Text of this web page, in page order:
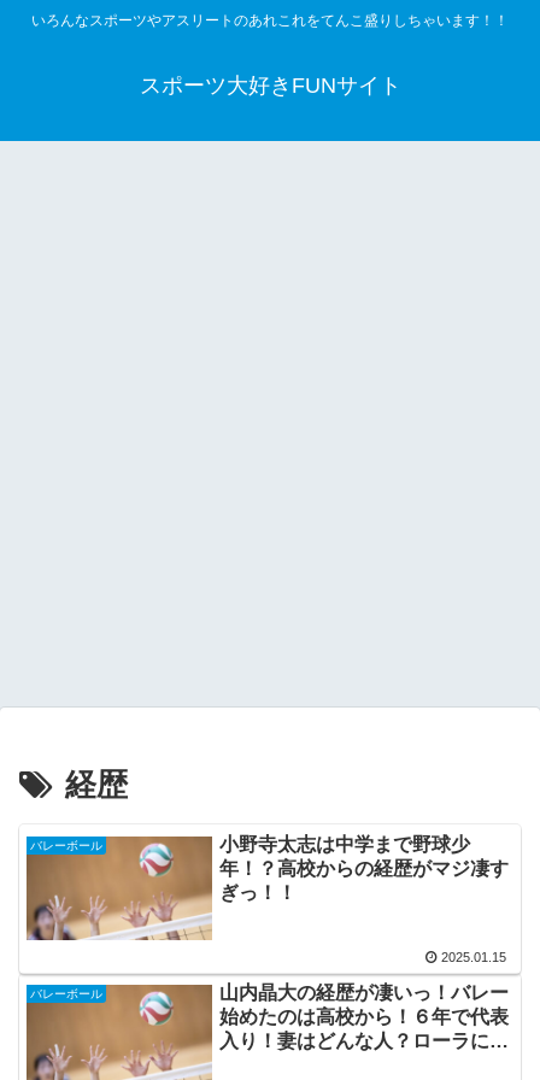
いろんなスポーツやアスリートのあれこれをてんこ盛りしちゃいます！！
スポーツ大好きFUNサイト
経歴
バレーボール
小野寺太志は中学まで野球少
年！？高校からの経歴がマジ凄す
ぎっ！！
2025.01.15
バレーボール
山内晶大の経歴が凄いっ！バレー
始めたのは高校から！６年で代表
入り！妻はどんな人？ローラに似